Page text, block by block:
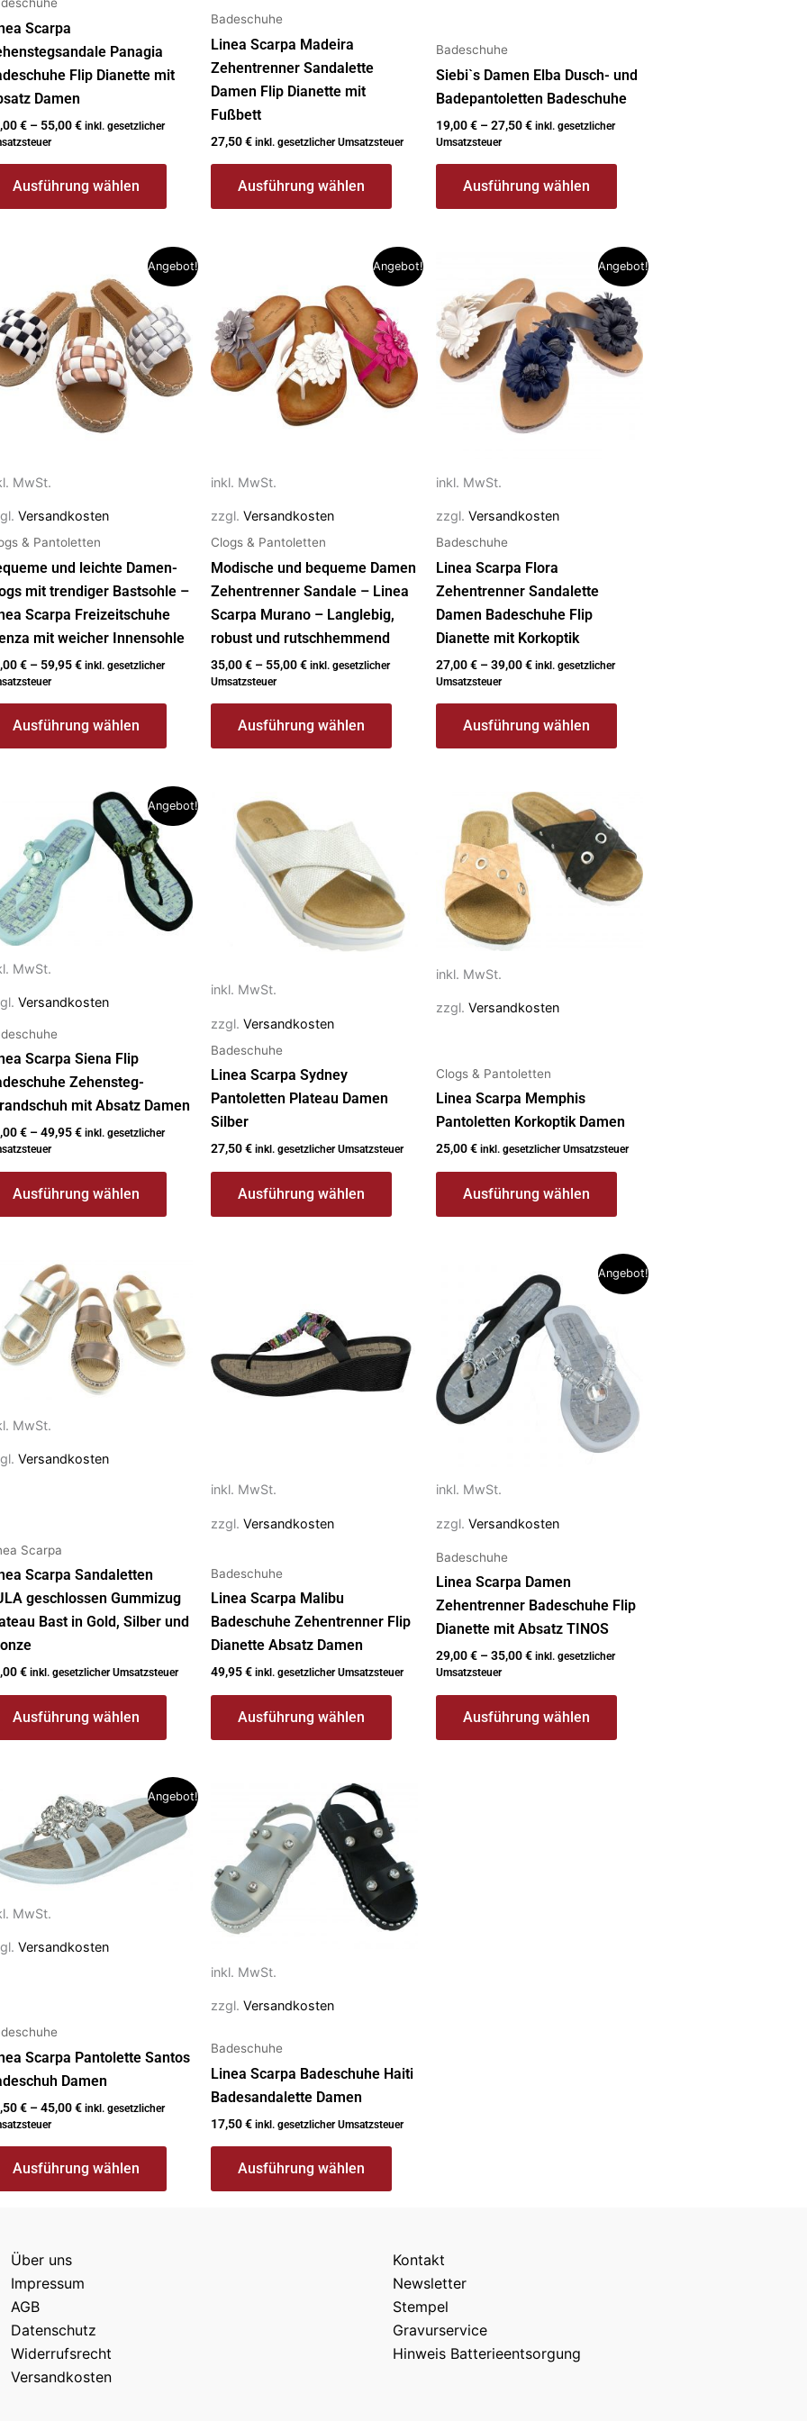
Scarpa
Panagia
Flip Dianette mit
Damen
€ – 55,00€ inkl. gesetzlicher
Ausführung wählen
Badeschuhe
Linea Scarpa Madeira
Zehentrenner Sandalette
Damen Flip Dianette mit
Fußbett
27,50€ inkl. gesetzlicher Umsatzsteuer
Ausführung wählen
werden
Badeschuhe
Siebi`s Damen Elba Dusch- und
Badepantoletten Badeschuhe
19,00€ –27,50€ inkl. gesetzlicher
Umsatzsteuer
Ausführung wählen
Angebot!
MwSt.
Versandkosten
& Pantoletten
und leichte Damen-
mit trendiger Bastsohle –
Scarpa Freizeitschuhe
mit weicher Innensohle
€ – 59,95€ inkl. gesetzlicher
Ausführung wählen
Angebot!
inkl. MwSt.
zzgl. Versandkosten
Clogs & Pantoletten
Modische und bequeme Damen
Zehentrenner Sandale – Linea
Scarpa Murano – Langlebig,
robust und rutschhemmend
35,00€ – 55,00€ inkl. gesetzlicher
Umsatzsteuer
Ausführung wählen
weist
mehrere
Varianten
auf.
auf
Produktseite
gewählt
werden
Angebot!
inkl. MwSt.
zzgl. Versandkosten
Badeschuhe
Linea Scarpa Flora
Zehentrenner Sandalette
Damen Badeschuhe Flip
Dianette mit Korkoptik
27,00€ –39,00€ inkl. gesetzlicher
Umsatzsteuer
Ausführung wählen
weist
mehrere
Varianten
auf.
auf
Produktseite
gewählt
werden
Angebot!
MwSt.
Versandkosten
Scarpa Siena Flip
Zehensteg-
mit Absatz Damen
€ –49,95€ inkl. gesetzlicher
Ausführung wählen
inkl. MwSt.
zzgl. Versandkosten
Badeschuhe
Linea Scarpa Sydney
Pantoletten Plateau Damen
Silber
27,50€ inkl. gesetzlicher Umsatzsteuer
Ausführung wählen
Dieses
Produkt
weist
mehrere
Varianten
können
der
Produktseite
gewählt
werden
inkl. MwSt.
zzgl. Versandkosten
Clogs & Pantoletten
Linea Scarpa Memphis
Pantoletten Korkoptik Damen
25,00€ inkl. gesetzlicher Umsatzsteuer
Ausführung wählen
Produkt
weist
mehrere
Varianten
auf.
Optionen
auf
gewählt
werden
MwSt.
Versandkosten
Scarpa
Scarpa Sandaletten
geschlossen Gummizug
Bast in Gold, Silber und
€ inkl. gesetzlicher Umsatzsteuer
Ausführung wählen
inkl. MwSt.
zzgl. Versandkosten
Badeschuhe
Linea Scarpa Malibu
Badeschuhe Zehentrenner Flip
Dianette Absatz Damen
49,95€ inkl. gesetzlicher Umsatzsteuer
Ausführung wählen
mehrere
Varianten
auf.
auf
Produktseite
werden
Angebot!
inkl. MwSt.
zzgl. Versandkosten
Badeschuhe
Linea Scarpa Damen
Zehentrenner Badeschuhe Flip
Dianette mit Absatz TINOS
29,00€ –35,00€ inkl. gesetzlicher
Umsatzsteuer
Ausführung wählen
mehrere
Varianten
auf.
Die
auf
Produktseite
gewählt
werden
Angebot!
MwSt.
Versandkosten
Scarpa Pantolette Santos
Damen
€ –45,00€ inkl. gesetzlicher
Ausführung wählen
inkl. MwSt.
zzgl. Versandkosten
Badeschuhe
Linea Scarpa Badeschuhe Haiti
Badesandalette Damen
17,50€ inkl. gesetzlicher Umsatzsteuer
Ausführung wählen
Produkt
mehrere
Varianten
auf.
Die
können
auf
Produktseite
gewählt
werden
Über uns
Impressum
AGB
Datenschutz
Widerrufsrecht
Versandkosten
Kontakt
Newsletter
Stempel
Gravurservice
Hinweis Batterieentsorgung